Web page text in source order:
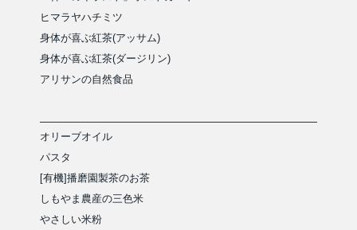
ヒマラヤハチミツ
身体が喜ぶ紅茶(アッサム)
身体が喜ぶ紅茶(ダージリン)
アリサンの自然食品
オリーブオイル
パスタ
[有機]播磨園製茶のお茶
しもやま農産の三色米
やさしい米粉